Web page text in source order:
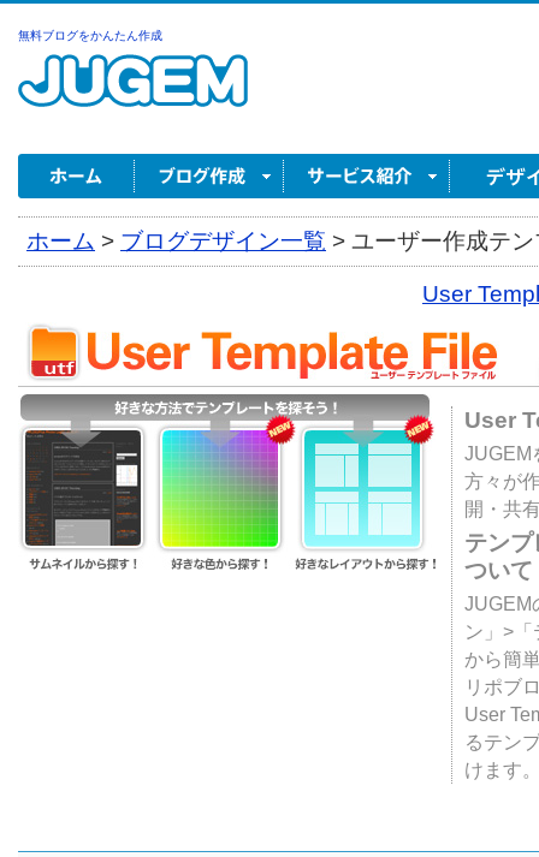
無料ブログをかんたん作成
ホーム > ブログデザイン一覧 > ユーザー作成テ
User
User
JUGEM
方々が
開・共
テン
ついて
JUGEM
ン」>
から簡
リポブ
User
るテン
けます